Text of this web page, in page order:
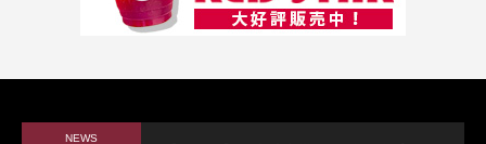
NEWS